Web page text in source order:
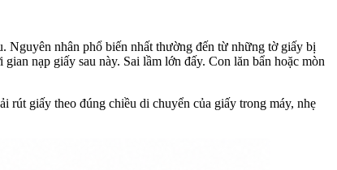
nhân phổ biến nhất thường đến từ những tờ giấy bị
nạp giấy sau này. Sai lầm lớn đấy. Con lăn bẩn hoặc mòn
rút giấy theo đúng chiều di chuyển của giấy trong máy, nhẹ